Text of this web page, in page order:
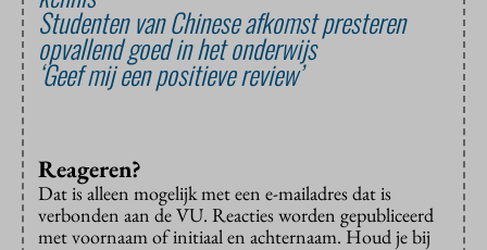
Studenten van Chinese afkomst presteren
opvallend goed in het onderwijs
‘Geef mij een positieve review’
Reageren?
Dat is alleen mogelijk met een e-mailadres dat is
verbonden aan de VU. Reacties worden gepubliceerd
met voornaam of initiaal en achternaam. Houd je bij